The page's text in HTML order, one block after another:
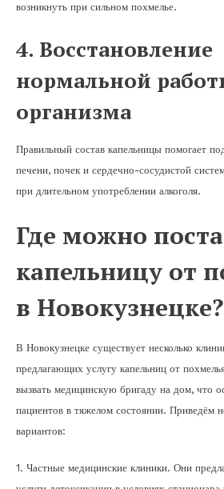
возникнуть при сильном похмелье.
4. Восстановление
нормальной
организма
Правильный состав капельницы помогает
печени, почек и сердечно-сосудистой
при длительном употреблении алкоголя.
Где можно
капельницу от
в Новокузнецке?
В Новокузнецке существует несколько
предлагающих услугу капельниц от
вызвать медицинскую бригаду на дом, что
пациентов в тяжелом состоянии. Приведём
вариантов:
1. Частные медицинские клиники. Они